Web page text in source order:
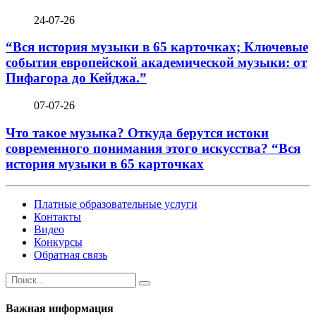
24-07-26
“Вся история музыки в 65 карточках; Ключевые
события европейской академической музыки: от
Пифагора до Кейджа.”
07-07-26
Что такое музыка? Откуда берутся истоки
современного понимания этого искусства? “Вся
история музыки в 65 карточках
Платные образовательные услуги
Контакты
Видео
Конкурсы
Обратная связь
Важная информация